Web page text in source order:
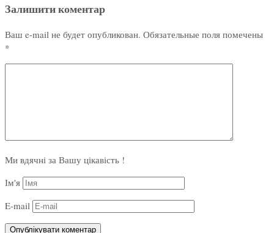
Залишити коментар
Ваш e-mail не будет опубликован. Обязательные поля помечены
*
Ми вдячні за Вашу цікавість !
Ім'я
E-mail